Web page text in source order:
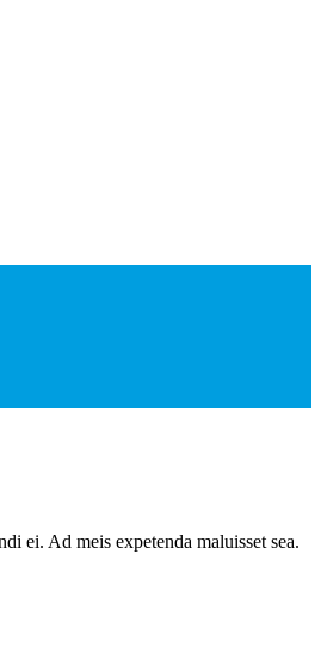
ei. Ad meis expetenda maluisset sea.